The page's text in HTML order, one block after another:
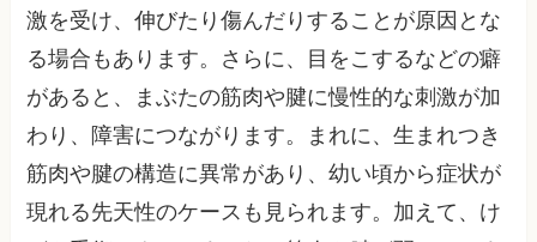
激を受け、伸びたり傷んだりすることが原因とな
る場合もあります。さらに、目をこするなどの癖
があると、まぶたの筋肉や腱に慢性的な刺激が加
わり、障害につながります。まれに、生まれつき
筋肉や腱の構造に異常があり、幼い頃から症状が
現れる先天性のケースも見られます。加えて、け